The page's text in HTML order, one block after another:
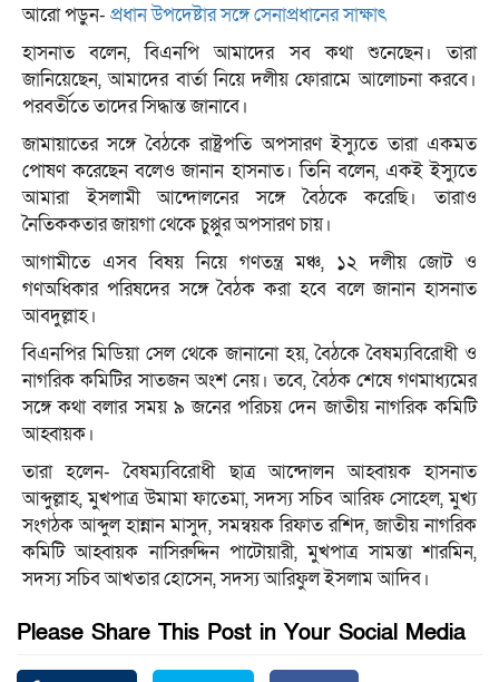
আরো পড়ুন- প্রধান উপদেষ্টার সঙ্গে সেনাপ্রধানের সাক্ষাৎ
হাসনাত বলেন, বিএনপি আমাদের সব কথা শুনেছেন। তারা
জানিয়েছেন, আমাদের বার্তা নিয়ে দলীয় ফোরামে আলোচনা করবে।
পরবর্তীতে তাদের সিদ্ধান্ত জানাবে।
জামায়াতের সঙ্গে বৈঠকে রাষ্ট্রপতি অপসারণ ইস্যুতে তারা একমত
পোষণ করেছেন বলেও জানান হাসনাত। তিনি বলেন, একই ইস্যুতে
আমারা ইসলামী আন্দোলনের সঙ্গে বৈঠকে করেছি। তারাও
নৈতিককতার জায়গা থেকে চুপ্পুর অপসারণ চায়।
আগামীতে এসব বিষয় নিয়ে গণতন্ত্র মঞ্চ, ১২ দলীয় জোট ও
গণঅধিকার পরিষদের সঙ্গে বৈঠক করা হবে বলে জানান হাসনাত
আবদুল্লাহ।
বিএনপির মিডিয়া সেল থেকে জানানো হয়, বৈঠকে বৈষম্যবিরোধী ও
নাগরিক কমিটির সাতজন অংশ নেয়। তবে, বৈঠক শেষে গণমাধ্যমের
সঙ্গে কথা বলার সময় ৯ জনের পরিচয় দেন জাতীয় নাগরিক কমিটি
আহ্বায়ক।
তারা হলেন- বৈষম্যবিরোধী ছাত্র আন্দোলন আহ্বায়ক হাসনাত
আব্দুল্লাহ, মুখপাত্র উমামা ফাতেমা, সদস্য সচিব আরিফ সোহেল, মুখ্য
সংগঠক আব্দুল হান্নান মাসুদ, সমন্বয়ক রিফাত রশিদ, জাতীয় নাগরিক
কমিটি আহ্বায়ক নাসিরুদ্দিন পাটোয়ারী, মুখপাত্র সামন্তা শারমিন,
সদস্য সচিব আখতার হোসেন, সদস্য আরিফুল ইসলাম আদিব।
Please Share This Post in Your Social Media